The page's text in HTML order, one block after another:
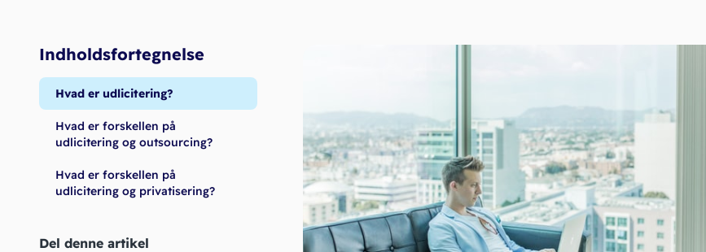
Indholdsfortegnelse
Hvad er udlicitering?
Hvad er forskellen på
udlicitering og outsourcing?
Hvad er forskellen på
udlicitering og privatisering?
Del denne artikel